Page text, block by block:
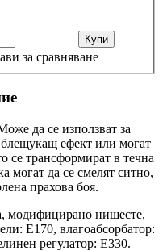
за сравняване
да се използват за
блещукащ ефект или могат
се трансформират в течна
могат да се смелят ситно,
прахова боя.
модифицирано нишесте,
Е170, влагоабсорбатор:
регулатор: Е330.